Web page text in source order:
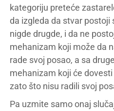
kategoriju preteće
da izgleda da stvar postoji
nigde drugde, i da ne
mehanizam koji može da
rade svoj posao, a sa
mehanizam koji će
zato što nisu radili svoj
Pa uzmite samo onaj